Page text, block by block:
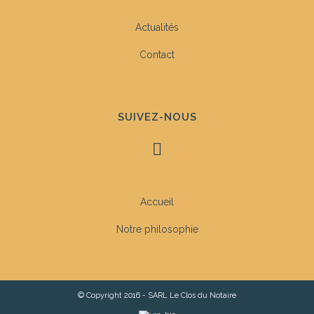
Actualités
Contact
SUIVEZ-NOUS
Accueil
Notre philosophie
© Copyright 2016 - SARL Le Clos du Notaire